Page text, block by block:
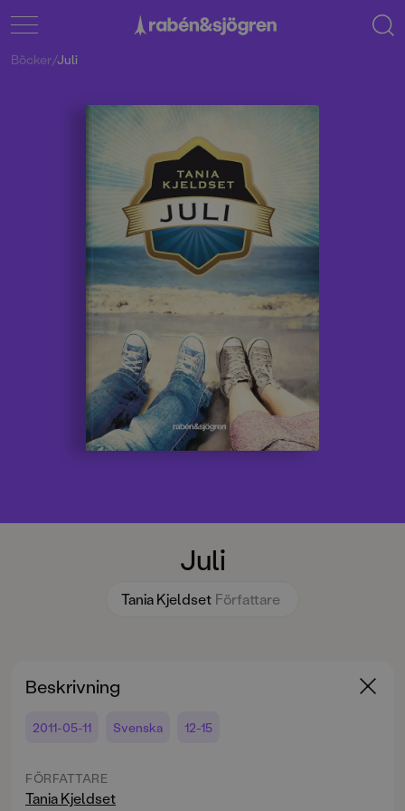
Juli
Tania Kjeldset Författare
Böcker/Juli
Beskrivning
2011-05-11 Svenska 12-15
FÖRFATTARE
Tania Kjeldset